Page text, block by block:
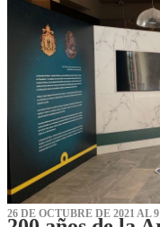
26 DE OCTUBRE DE 2021 AL